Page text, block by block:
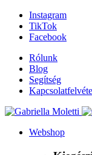
Instagram
TikTok
Facebook
Rólunk
Blog
Segítség
Webshop